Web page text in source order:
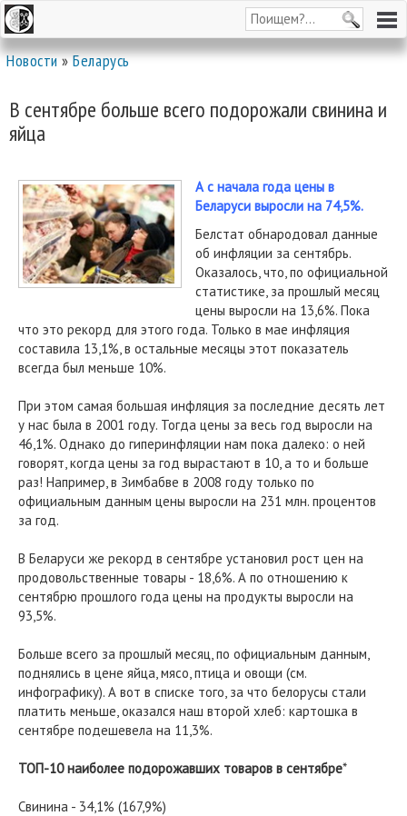
Новости»Беларусь
В сентябре больше всего подорожали свинина и
яйца
А с начала года цены в
Беларуси выросли на 74,5%.
Белстат обнародовал данные
об инфляции за сентябрь.
Оказалось, что, по официальной
статистике, за прошлый месяц
цены выросли на 13,6%. Пока
что это рекорд для этого года. Только в мае инфляция
составила 13,1%, в остальные месяцы этот показатель
всегда был меньше 10%.
При этом самая большая инфляция за последние десять лет
у нас была в 2001 году. Тогда цены за весь год выросли на
46,1%. Однако до гиперинфляции нам пока далеко: о ней
говорят, когда цены за год вырастают в 10, а то и больше
раз! Например, в Зимбабве в 2008 году только по
официальным данным цены выросли на 231 млн. процентов
за год.
В Беларуси же рекорд в сентябре установил рост цен на
продовольственные товары - 18,6%. А по отношению к
сентябрю прошлого года цены на продукты выросли на
93,5%.
Больше всего за прошлый месяц, по официальным данным,
поднялись в цене яйца, мясо, птица и овощи (см.
инфографику). А вот в списке того, за что белорусы стали
платить меньше, оказался наш второй хлеб: картошка в
сентябре подешевела на 11,3%.
ТОП-10 наиболее подорожавших товаров в сентябре*
Свинина - 34,1% (167,9%)